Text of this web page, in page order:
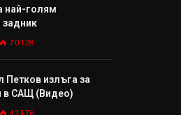
най-голям
задник
70 128
Петков излъга за
в САЩ (Видео)
42 476